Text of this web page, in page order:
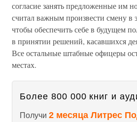
согласие занять предложенные им
считал важным произвести смену в
чтобы обеспечить себе в будущем
в принятии решений, касавшихся
Все остальные штабные офицеры
местах.
Более 800 000 книг и
Получи 2 месяца Литрес